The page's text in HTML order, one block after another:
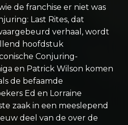
de franchise er niet was
Last Rites, dat
verhaal, wordt
hoofdstuk
Conjuring-
en Patrick Wilson komen
de befaamde
Ed en Lorraine
zaak in een meeslepend
deel van de over de